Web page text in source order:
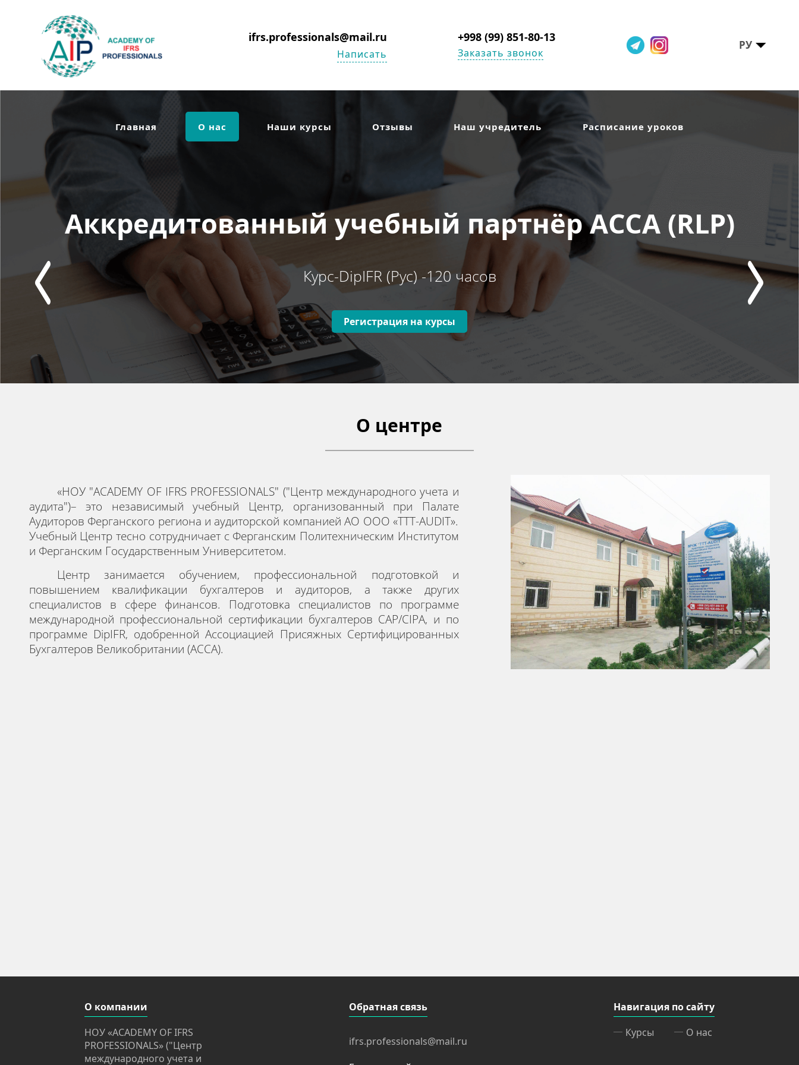
ifrs.professionals@mail.ru
Написать
+998 (99) 851-80-13
Заказать звонок
РУ
Главная О нас Наши курсы Отзывы Наш учредитель Расписание уроков
Аккредитованный учебный партнёр АССА (RLP)
Курс-DipIFR (Рус) -120 часов
Регистрация на курсы
О центре
«НОУ "ACADEMY OF IFRS PROFESSIONALS" ("Центр международного учета и
аудита")– это независимый учебный Центр, организованный при Палате
Аудиторов Ферганского региона и аудиторской компаниейАО OOO «TTT-AUDIT».
Учебный Центр тесно сотрудничает с Ферганским Политехническим Институтом
и Ферганским Государственным Университетом.
Центр занимается обучением, профессиональной подготовкой и
повышением квалификации бухгалтеров и аудиторов, а также других
специалистов в сфере финансов. Подготовка специалистов по программе
международной профессиональной сертификации бухгалтеров CAP/CIPA, и по
программе DipIFR, одобренной Ассоциацией Присяжных Сертифицированных
Бухгалтеров Великобритании (ACCA).
О компании
НОУ «ACADEMY OF IFRS
PROFESSIONALS» ("Центр
международного учета и
Обратная связь
ifrs.professionals@mail.ru
Навигация по сайту
Курсы
О нас